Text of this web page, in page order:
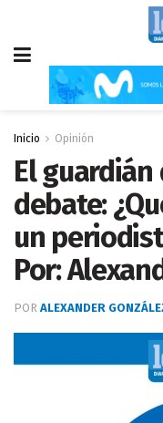
Inicio Opinión
El
debate:
un
Por:
POR ALEXANDER